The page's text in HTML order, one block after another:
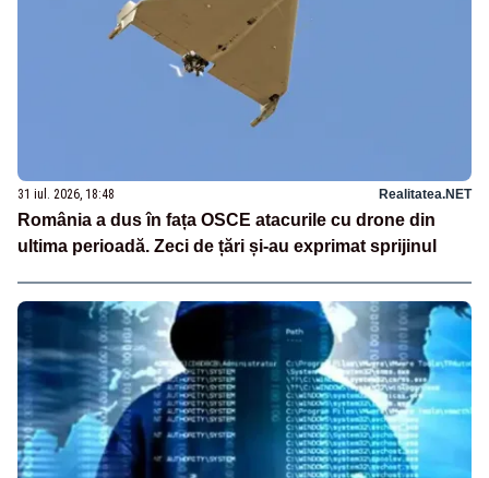
31 iul. 2026, 18:48 Realitatea.NET
România a dus în fața OSCE atacurile cu drone din
ultima perioadă. Zeci de țări și-au exprimat sprijinul